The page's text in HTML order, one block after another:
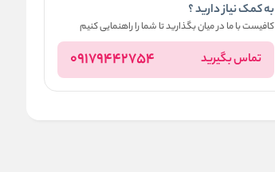
به کمک نیاز دارید ؟
کافیست با ما در میان بگذارید تا شما را راهنمایی کنیم
تماس بگیرید 09179442754